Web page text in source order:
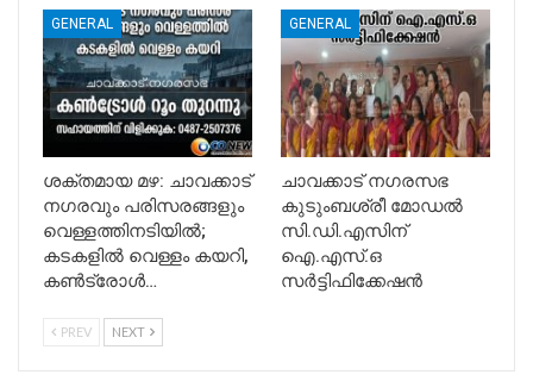
GENERAL
ശക്തമായ മഴ: ചാവക്കാട്
നഗരവും പരിസരങ്ങളും
വെള്ളത്തിനടിയിൽ;
കടകളിൽ വെള്ളം കയറി,
കൺട്രോൾ…
GENERAL
ചാവക്കാട് നഗരസഭ
കുടുംബശ്രീ മോഡൽ
സി.ഡി.എസിന്
ഐ.എസ്.ഒ
സർട്ടിഫിക്കേഷൻ
PREV NEXT